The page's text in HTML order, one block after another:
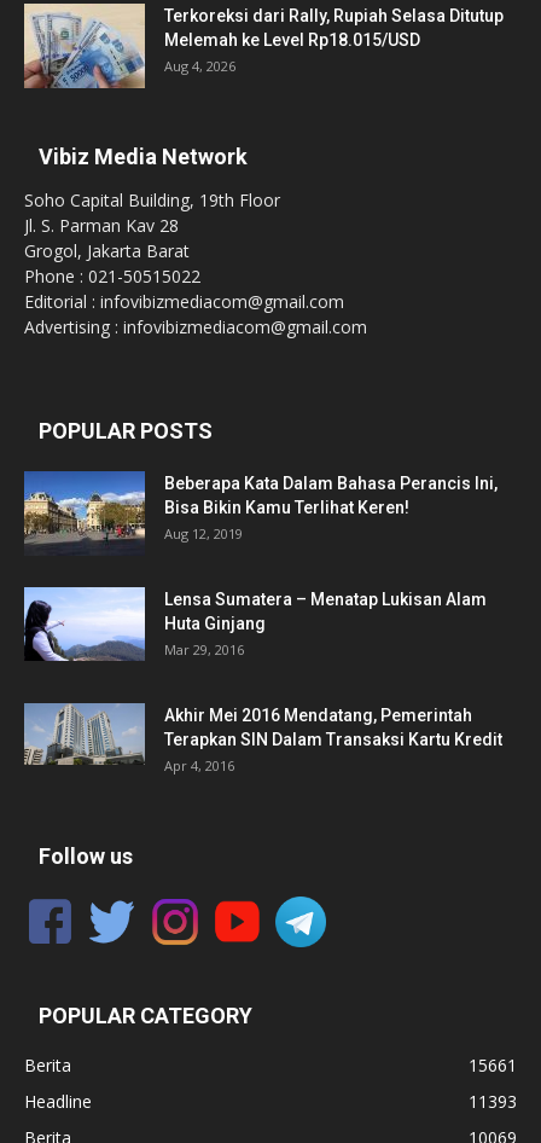
Terkoreksi dari Rally, Rupiah Selasa Ditutup
Melemah ke Level Rp18.015/USD
Aug 4, 2026
Vibiz Media Network
Soho Capital Building, 19th Floor
Jl. S. Parman Kav 28
Grogol, Jakarta Barat
Phone : 021-50515022
Editorial : infovibizmediacom@gmail.com
Advertising : infovibizmediacom@gmail.com
POPULAR POSTS
Beberapa Kata Dalam Bahasa Perancis Ini,
Bisa Bikin Kamu Terlihat Keren!
Aug 12, 2019
Lensa Sumatera – Menatap Lukisan Alam
Huta Ginjang
Mar 29, 2016
Akhir Mei 2016 Mendatang, Pemerintah
Terapkan SIN Dalam Transaksi Kartu Kredit
Apr 4, 2016
Follow us
POPULAR CATEGORY
Berita
15661
Headline
11393
Berita
10069